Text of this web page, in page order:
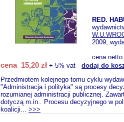
RED.
2009,
cena
cena 15,20 zł + 5% vat - dodaj do
Przedmiotem kolejnego tomu cyklu
"Administracja i polityka" są procesy
rozumianej administracji publicznej.
dotyczą m.in.. Procesu decyzyjnego w
koalicji... >>>